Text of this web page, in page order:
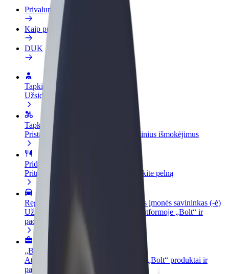
Privalumai
Kaip prisijungti
DUK
Tapkite vairuotoju (-a)
Užsidirbkite jums patogiu metu
Tapkite kurjeriu (-e)
Pristatinėkite maistą ir gaukite savaitinius išmokėjimus
Pridėti restoraną ar parduotuvę
Pritraukite daugiau klientų ir padidinkite pelną
Registruotis kaip automobilių nuomos įmonės savininkas (-ė)
Užregistruokite savo automobilius platformoje „Bolt“ ir
padidinkite pajamas
„Bolt for Business“
Atskirų įmonių poreikiams pritaikomi „Bolt“ produktai ir
paslaugos